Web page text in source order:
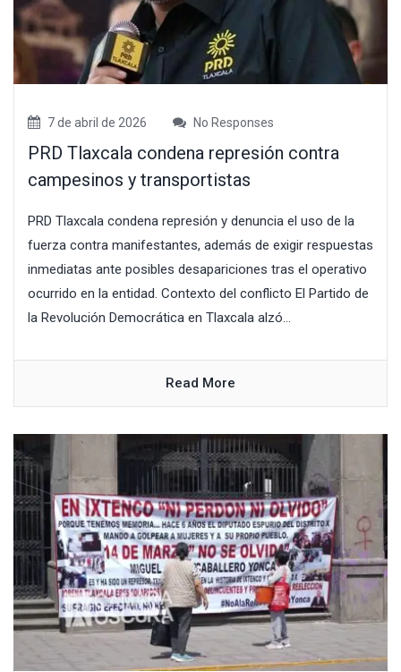
7 de abril de 2026 No Responses
PRD Tlaxcala condena represión contra
campesinos y transportistas
PRD Tlaxcala condena represión y denuncia el uso de la
fuerza contra manifestantes, además de exigir respuestas
inmediatas ante posibles desapariciones tras el operativo
ocurrido en la entidad. Contexto del conflicto El Partido de
la Revolución Democrática en Tlaxcala alzó...
Read More